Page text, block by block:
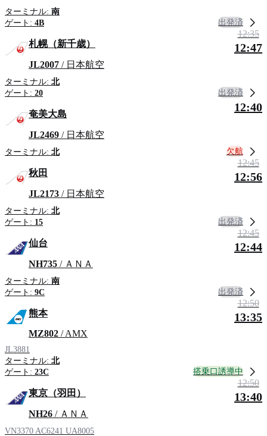
ターミナル: 南
ゲート: 4B 出発済
札幌（新千歳）
JL2007 / 日本航空
ターミナル: 北
ゲート: 20
12:35
12:47
出発済
奄美大島
JL2469 / 日本航空
ターミナル: 北
12:40
欠航
秋田
JL2173 / 日本航空
ターミナル: 北
ゲート: 15
12:45
12:56
出発済
仙台
NH735 / ＡＮＡ
ターミナル: 南
ゲート: 9C
12:45
12:44
出発済
熊本
MZ802 / AMX
JL3881
ターミナル: 北
ゲート: 23C
12:50
13:35
搭乗口誘導中
東京（羽田）
NH26 / ＡＮＡ
VN3370 AC6241 UA8005
12:50
13:40